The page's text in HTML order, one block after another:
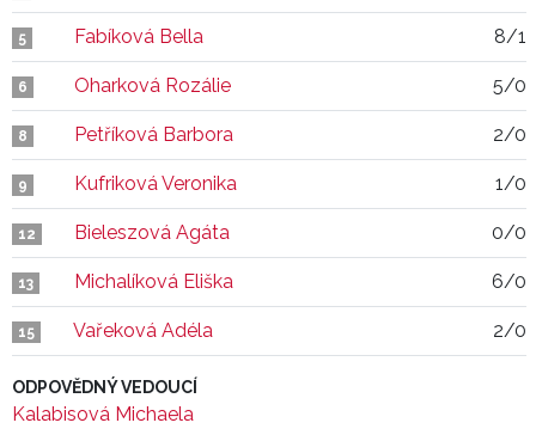
5 Fabíková Bella 8/1
6 Oharková Rozálie 5/0
8 Petříková Barbora 2/0
9 Kufriková Veronika 1/0
12 Bieleszová Agáta 0/0
13 Michalíková Eliška 6/0
15 Vařeková Adéla 2/0
ODPOVĚDNÝ VEDOUCÍ
Kalabisová Michaela